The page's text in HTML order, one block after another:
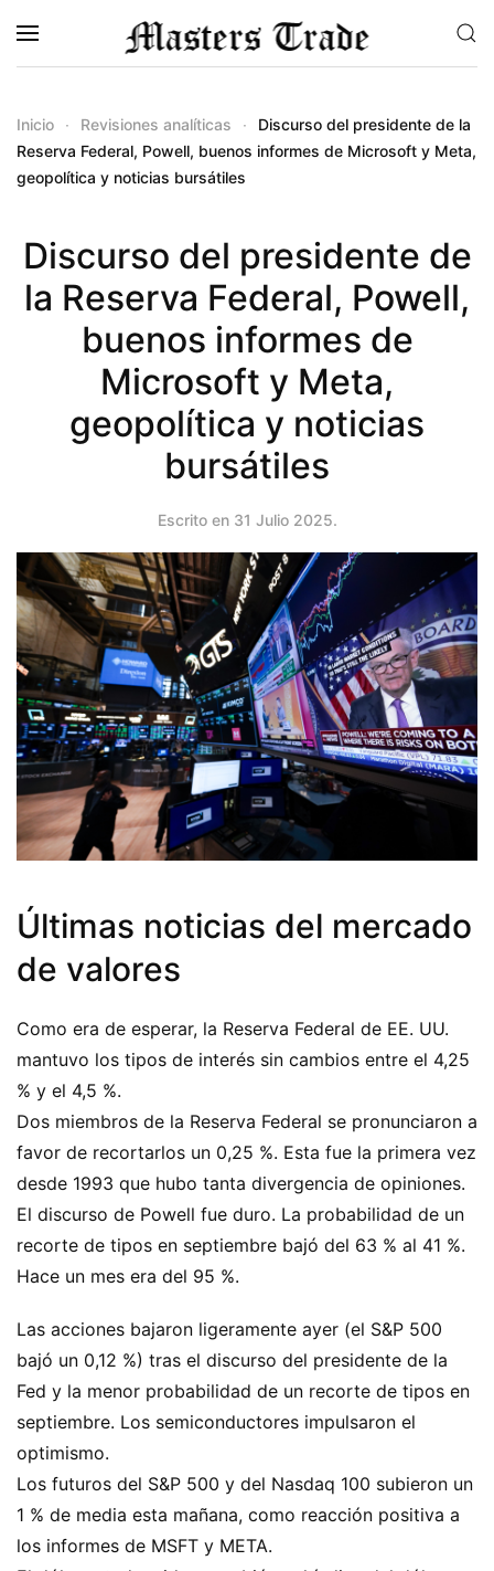
Skip to main content
Inicio Revisiones analíticas
Discurso del presidente de la
Reserva Federal, Powell, buenos informes de Microsoft y Meta,
geopolítica y noticias bursátiles
Discurso del presidente de
la Reserva Federal, Powell,
buenos informes de
Microsoft y Meta,
geopolítica y noticias
bursátiles
Escrito en 31 Julio 2025.
Últimas noticias del mercado
de valores
Como era de esperar, la Reserva Federal de EE. UU.
mantuvo los tipos de interés sin cambios entre el 4,25
% y el 4,5 %.
Dos miembros de la Reserva Federal se pronunciaron a
favor de recortarlos un 0,25 %. Esta fue la primera vez
desde 1993 que hubo tanta divergencia de opiniones.
El discurso de Powell fue duro. La probabilidad de un
recorte de tipos en septiembre bajó del 63 % al 41 %.
Hace un mes era del 95 %.
Las acciones bajaron ligeramente ayer (el S&P 500
bajó un 0,12 %) tras el discurso del presidente de la
Fed y la menor probabilidad de un recorte de tipos en
septiembre. Los semiconductores impulsaron el
optimismo.
Los futuros del S&P 500 y del Nasdaq 100 subieron un
1 % de media esta mañana, como reacción positiva a
los informes de MSFT y META.